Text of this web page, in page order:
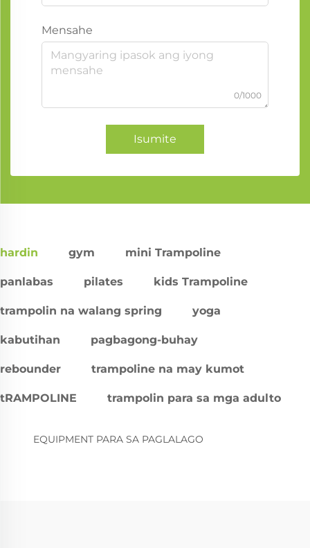
Mensahe
0/1000
Isumite
hardin gym mini Trampoline
panlabas pilates kids Trampoline
trampolin na walang spring yoga
kabutihan pagbagong-buhay
rebounder trampoline na may kumot
tRAMPOLINE trampolin para sa mga adulto
EQUIPMENT PARA SA PAGLALAGO